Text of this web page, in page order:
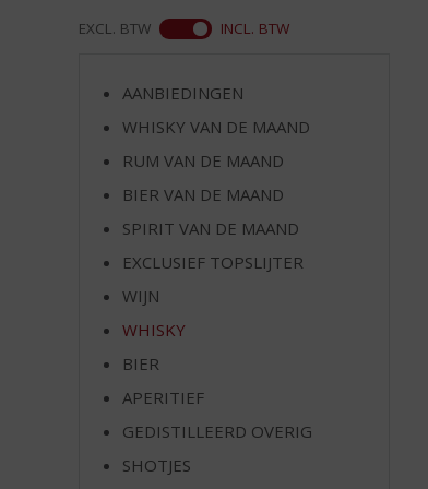
EXCL. BTW INCL. BTW
AANBIEDINGEN
WHISKY VAN DE MAAND
RUM VAN DE MAAND
BIER VAN DE MAAND
SPIRIT VAN DE MAAND
EXCLUSIEF TOPSLIJTER
WIJN
WHISKY
BIER
APERITIEF
GEDISTILLEERD OVERIG
SHOTJES